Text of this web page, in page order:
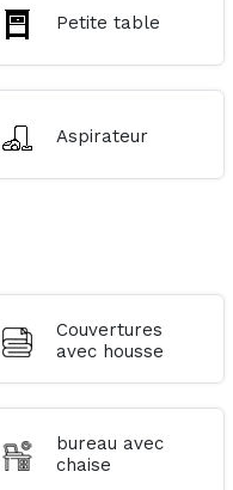
Petite table
Aspirateur
Couvertures
avec housse
bureau avec
chaise